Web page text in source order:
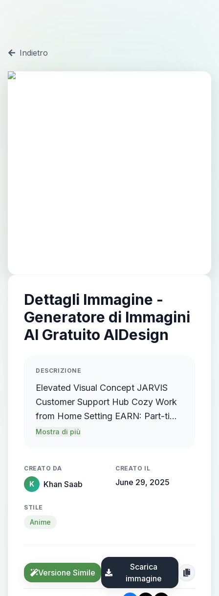
Indietro
Dettagli Immagine -
Generatore di Immagini
AI Gratuito AIDesign
DESCRIZIONE
Elevated Visual Concept JARVIS
Customer Support Hub Cozy Work
from Home Setting EARN: Part-time
Earnings: $25k-$30k/month Full-
Program: Absolutely FREE!
CONTACT: Phone: 7217752727 Hire
Mostra di più
CREATO DA
K Khan Saab
CREATO IL
June 29, 2025
STILE
Anime
Versione Simile
Scarica
immagine